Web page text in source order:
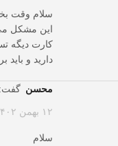
سلام وقت
این مشکل
کارت دیگه
دارید و
محسن گفت:
۱۲ بهمن ۱۴۰۲ در ۲:۰۳ ق.ظ
سلام